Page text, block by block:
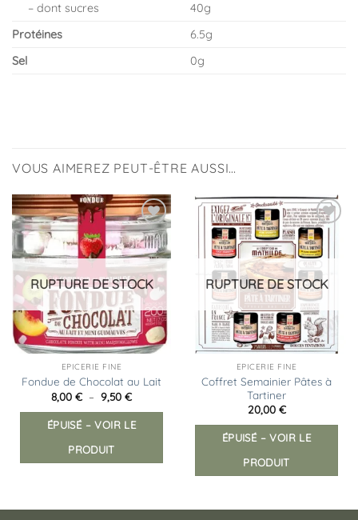
– dont sucres
40g
Protéines
6.5g
Sel
0g
VOUS AIMEREZ PEUT-ÊTRE AUSSI…
Ajouter
à la
liste
d’envies
RUPTURE DE STOCK
EPICERIE FINE
Fondue de Chocolat au Lait
8,00 € – 9,50 €Plage
prix :
8,00 €
ÉPUISÉ – VOIR LE
PRODUIT
Ce
produit
variations.
options
Ajouter
à la
liste
d’envies
RUPTURE DE STOCK
EPICERIE FINE
Coffret Semainier Pâtes à
Tartiner
20,00 €
ÉPUISÉ – VOIR LE
PRODUIT